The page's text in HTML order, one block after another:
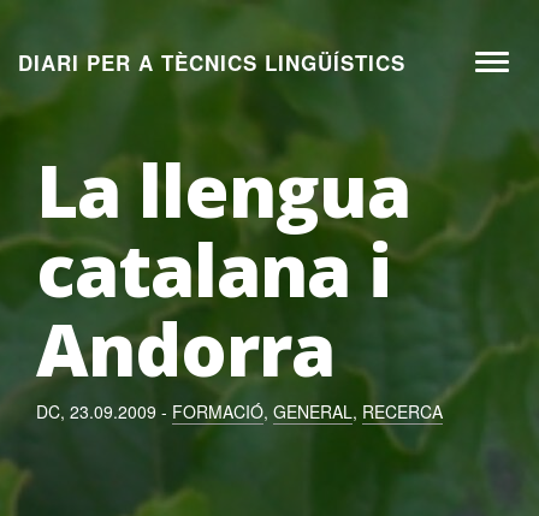
contingut
DIARI PER A TÈCNICS LINGÜÍSTICS
La llengua
catalana i
Andorra
DC, 23.09.2009 - FORMACIÓ, GENERAL, RECERCA